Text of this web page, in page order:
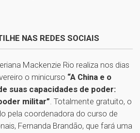
NAS REDES SOCIAIS
Mackenzie Rio realiza nos dias
o minicurso “A China e o
suas capacidades de poder:
militar” . Totalmente gratuito, o
pela coordenadora do curso de
Fernanda Brandão, que fará uma